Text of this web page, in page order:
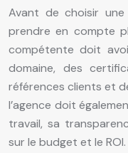
Avant de choisir
prendre en compte
compétente doit
domaine, des
références clients et
l’agence doit
travail, sa
sur le budget et le ROI.